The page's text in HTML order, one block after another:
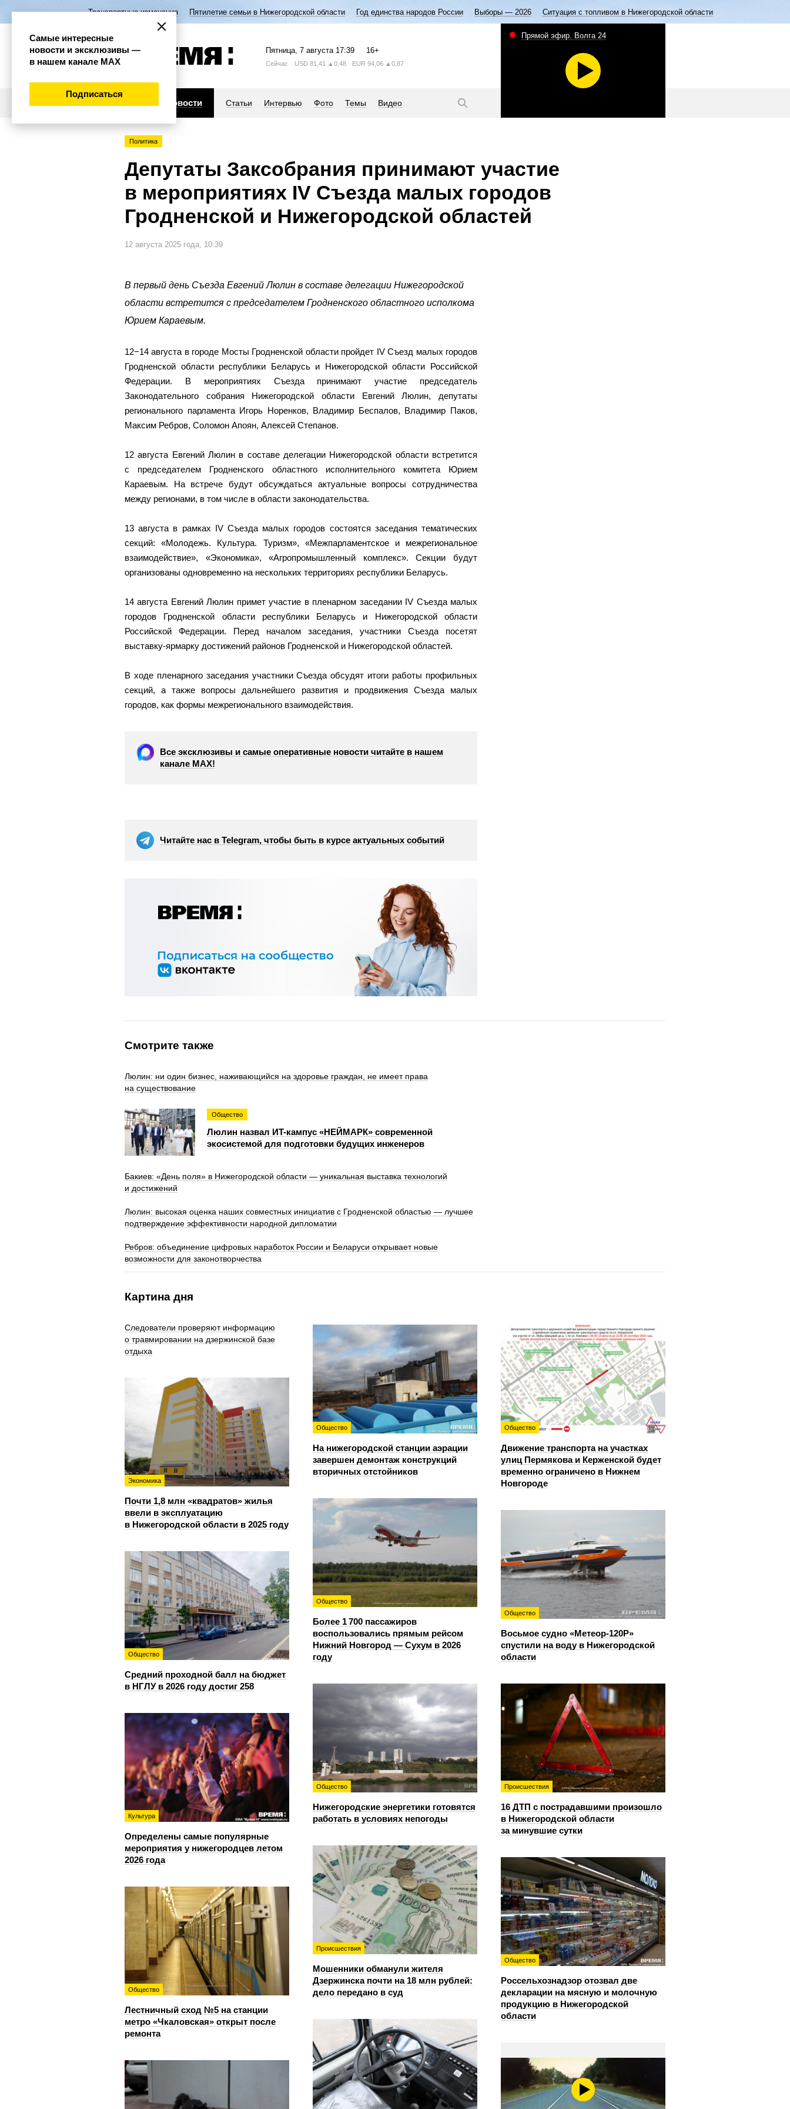
Транспортные изменения Пятилетие семьи в Нижегородской области Год единства народов России Выборы — 2026 Ситуация с топливом в Нижегородской области
Пятница, 7 августа 17:39 16+
Сейчас USD 81,41 ▲0,48 EUR 94,06 ▲0,87
Новости Статьи Интервью Фото Темы Видео
Прямой эфир. Волга 24
Политика
Депутаты Заксобрания принимают участие
в мероприятиях IV Съезда малых городов
Гродненской и Нижегородской областей
12 августа 2025 года, 10:39
В первый день Съезда Евгений Люлин в составе делегации Нижегородской
области встретится с председателем Гродненского областного исполкома
Юрием Караевым.
12−14 августа в городе Мосты Гродненской области пройдет IV Съезд малых городов
Гродненской области республики Беларусь и Нижегородской области Российской
Федерации. В мероприятиях Съезда принимают участие председатель
Законодательного собрания Нижегородской области Евгений Люлин, депутаты
регионального парламента Игорь Норенков, Владимир Беспалов, Владимир Паков,
Максим Ребров, Соломон Апоян, Алексей Степанов.
12 августа Евгений Люлин в составе делегации Нижегородской области встретится
с председателем Гродненского областного исполнительного комитета Юрием
Караевым. На встрече будут обсуждаться актуальные вопросы сотрудничества
между регионами, в том числе в области законодательства.
13 августа в рамках IV Съезда малых городов состоятся заседания тематических
секций: «Молодежь. Культура. Туризм», «Межпарламентское и межрегиональное
взаимодействие», «Экономика», «Агропромышленный комплекс». Секции будут
организованы одновременно на нескольких территориях республики Беларусь.
14 августа Евгений Люлин примет участие в пленарном заседании IV Съезда малых
городов Гродненской области республики Беларусь и Нижегородской области
Российской Федерации. Перед началом заседания, участники Съезда посетят
выставку-ярмарку достижений районов Гродненской и Нижегородской областей.
В ходе пленарного заседания участники Съезда обсудят итоги работы профильных
секций, а также вопросы дальнейшего развития и продвижения Съезда малых
городов, как формы межрегионального взаимодействия.
Все эксклюзивы и самые оперативные новости читайте в нашем
канале МАХ!
Читайте нас в Telegram, чтобы быть в курсе актуальных событий
Смотрите также
Люлин: ни один бизнес, наживающийся на здоровье граждан, не имеет права
на существование
Общество
Люлин назвал ИT-кампус «НЕЙМАРК» современной
экосистемой для подготовки будущих инженеров
Бакиев: «День поля» в Нижегородской области — уникальная выставка технологий
и достижений
Люлин: высокая оценка наших совместных инициатив с Гродненской областью — лучшее
подтверждение эффективности народной дипломатии
Ребров: объединение цифровых наработок России и Беларуси открывает новые
возможности для законотворчества
Картина дня
Следователи проверяют информацию
о травмировании на дзержинской базе
отдыха
Общество
На нижегородской станции аэрации
завершен демонтаж конструкций
вторичных отстойников
Общество
Движение транспорта на участках
улиц Пермякова и Керженской будет
временно ограничено в Нижнем
Новгороде
Экономика
Почти 1,8 млн «квадратов» жилья
ввели в эксплуатацию
в Нижегородской области в 2025 году
Общество
Более 1 700 пассажиров
воспользовались прямым рейсом
Нижний Новгород — Сухум в 2026
году
Общество
Восьмое судно «Метеор-120Р»
спустили на воду в Нижегородской
области
Общество
Средний проходной балл на бюджет
в НГЛУ в 2026 году достиг 258
Общество
Нижегородские энергетики готовятся
работать в условиях непогоды
Происшествия
16 ДТП с пострадавшими произошло
в Нижегородской области
за минувшие сутки
Культура
Определены самые популярные
мероприятия у нижегородцев летом
2026 года
Происшествия
Мошенники обманули жителя
Дзержинска почти на 18 млн рублей:
дело передано в суд
Общество
Россельхознадзор отозвал две
декларации на мясную и молочную
продукцию в Нижегородской
области
Общество
Лестничный сход №5 на станции
метро «Чкаловская» открыт после
ремонта
Самые интересные
новости и эксклюзивы —
в нашем канале МАХ
Подписаться